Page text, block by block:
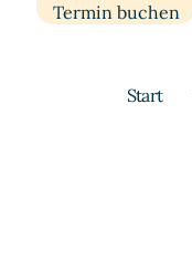
Termin buchen
Start